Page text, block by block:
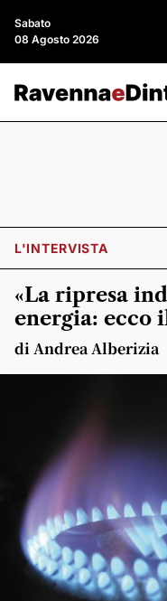
Sabato
08 Agosto 2026
L'INTERVISTA
«La ripresa
energia: ecco
di Andrea Alberizia